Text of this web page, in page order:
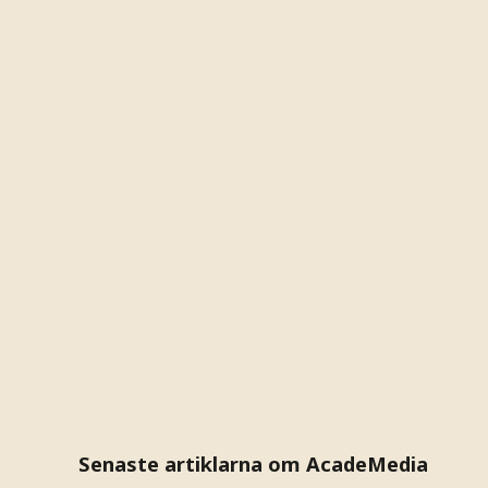
Senaste artiklarna om AcadeMedia